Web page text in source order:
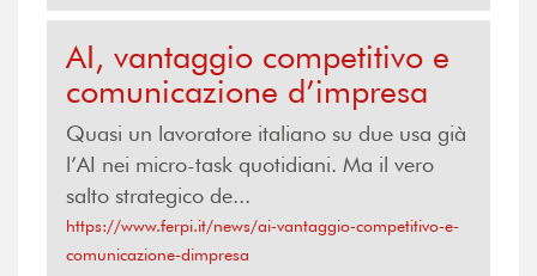
AI, vantaggio competitivo e
comunicazione d’impresa
Quasi un lavoratore italiano su due usa già
l’AI nei micro-task quotidiani. Ma il vero
salto strategico de...
https://www.ferpi.it/news/ai-vantaggio-competitivo-e-
comunicazione-dimpresa